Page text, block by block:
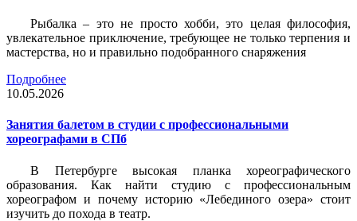
Рыбалка – это не просто хобби, это целая философия,
увлекательное приключение, требующее не только терпения и
мастерства, но и правильно подобранного снаряжения
Подробнее
10.05.2026
Занятия балетом в студии с профессиональными
хореографами в СПб
В Петербурге высокая планка хореографического
образования. Как найти студию с профессиональным
хореографом и почему историю «Лебединого озера» стоит
изучить до похода в театр.